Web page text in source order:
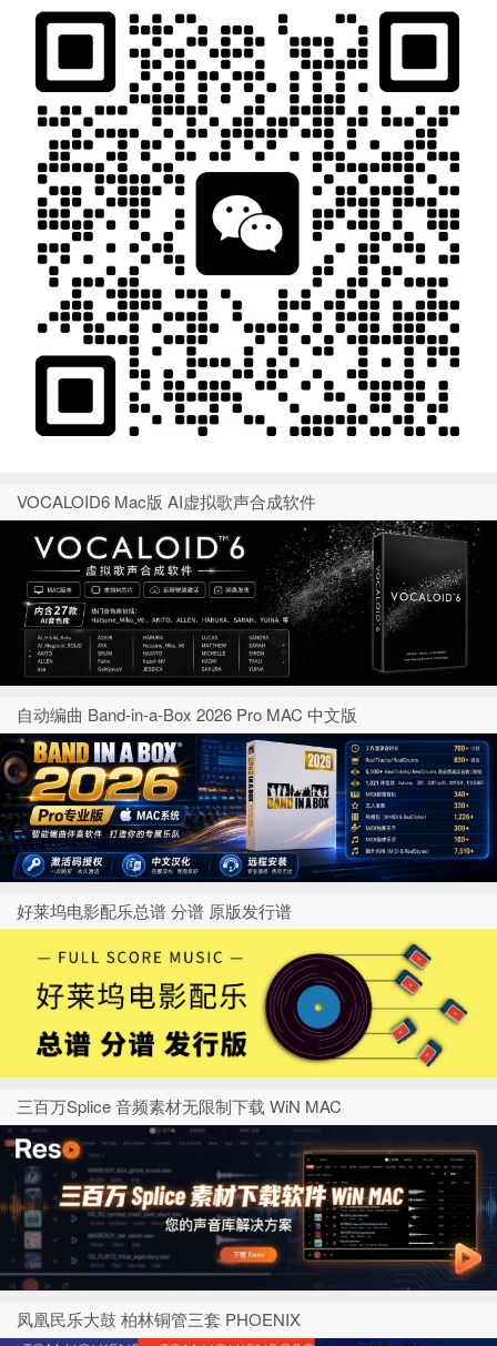
VOCALOID6 Mac版 AI虚拟歌声合成软件
自动编曲 Band-in-a-Box 2026 Pro MAC 中文版
好莱坞电影配乐总谱 分谱 原版发行谱
三百万Splice 音频素材无限制下载 WiN MAC
凤凰民乐大鼓 柏林铜管三套 PHOENIX